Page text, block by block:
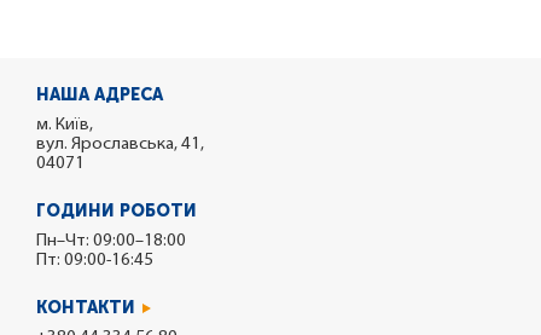
НАША АДРЕСА
м. Київ,
вул. Ярославська, 41,
04071
ГОДИНИ РОБОТИ
Пн–Чт: 09:00–18:00
Пт: 09:00-16:45
КОНТАКТИ